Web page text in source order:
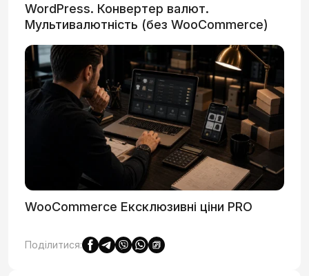
WordPress. Конвертер валют.
Мультивалютність (без WooCommerce)
WooCommerce Ексклюзивні ціни PRO
Поділитися: